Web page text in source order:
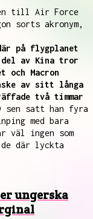
till Air Force
sorts akronym,
på flygplanet
del av Kina tror
och Macron
av sitt långa
två timmar
sen satt han fyra
med bara
väl ingen som
de där lyckta
ungerska